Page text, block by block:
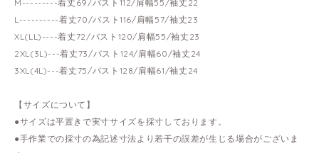
M---------着丈69/バスト112/肩幅55/袖丈22
L----------着丈70/バスト116/肩幅57/袖丈23
XL(LL)----着丈72/バスト120/肩幅55/袖丈23
2XL(3L)---着丈73/バスト124/肩幅60/袖丈24
3XL(4L)---着丈75/バスト128/肩幅61/袖丈24
【サイズについて】
●サイズは平置きで実寸サイズを採寸しております。
●手作業での採寸の為記述寸法より若干の誤差が生じる場合がございま